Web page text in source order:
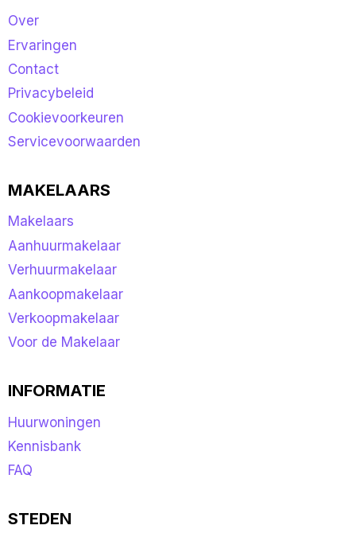
Over
Ervaringen
Contact
Privacybeleid
Cookievoorkeuren
Servicevoorwaarden
MAKELAARS
Makelaars
Aanhuurmakelaar
Verhuurmakelaar
Aankoopmakelaar
Verkoopmakelaar
Voor de Makelaar
INFORMATIE
Huurwoningen
Kennisbank
FAQ
STEDEN